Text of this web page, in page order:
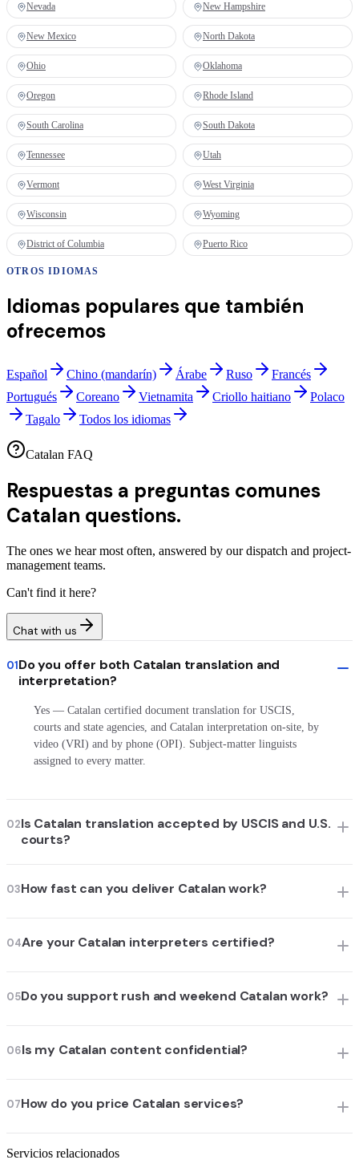
Nevada New Hampshire
New Mexico North Dakota
Ohio Oklahoma
Oregon Rhode Island
South Carolina South Dakota
Tennessee Utah
Vermont West Virginia
Wisconsin Wyoming
District of Columbia Puerto Rico
OTROS IDIOMAS
Idiomas populares que también
ofrecemos
Español Chino (mandarín) Árabe Ruso
Francés
Portugués
Coreano Vietnamita Criollo haitiano
Polaco
Tagalo
Todos los idiomas
Catalan FAQ
Respuestas a preguntas comunes
Catalan questions.
The ones we hear most often, answered by our dispatch and project-
management teams.
Can't find it here?
Chat with us
01Do you offer both Catalan translation and
interpretation?
Yes — Catalan certified document translation for USCIS,
courts and state agencies, and Catalan interpretation on-site, by
video (VRI) and by phone (OPI). Subject-matter linguists
assigned to every matter.
02Is Catalan translation accepted by USCIS and U.S.
courts?
03How fast can you deliver Catalan work?
04Are your Catalan interpreters certified?
05Do you support rush and weekend Catalan work?
06Is my Catalan content confidential?
07How do you price Catalan services?
Servicios relacionados